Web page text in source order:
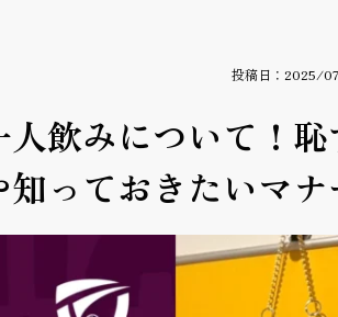
投稿日：2025/
飲みについて！
っておきたいマナ